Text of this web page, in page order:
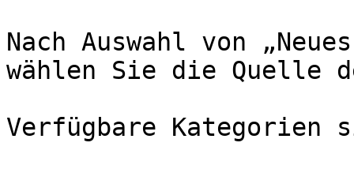
Nach Auswahl von
wählen Sie die Quelle
Verfügbare Kategorien